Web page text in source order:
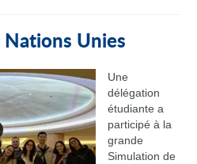
Nations Unies
Une
délégation
étudiante a
participé à la
grande
Simulation de